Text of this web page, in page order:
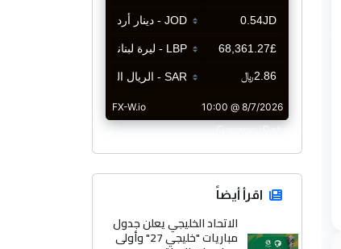
CurrencyRate
اقرأ أيضاً
الاتحاد الخليجي يعلن جدول
مباريات "خليجي 27" وأولى